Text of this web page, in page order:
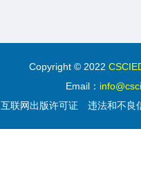
Copyright © 2022
Email：
互联网出版许可证
违法和不良